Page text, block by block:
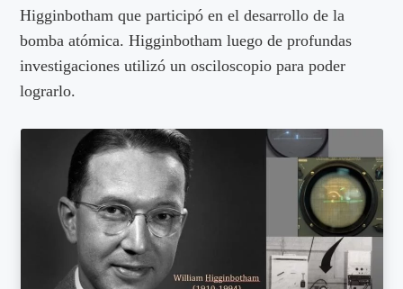
Higginbotham que participó en el desarrollo de la
bomba atómica. Higginbotham luego de profundas
investigaciones utilizó un osciloscopio para poder
lograrlo.